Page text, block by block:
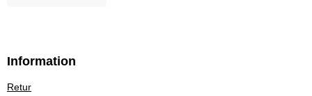
Information
Retur